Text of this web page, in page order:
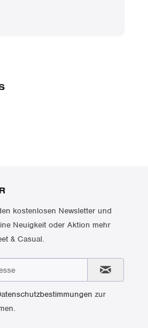
kostenlosen Newsletter und
Neuigkeit oder Aktion mehr
& Casual.
zur